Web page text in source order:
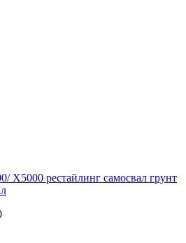
X5000 рестайлинг самосвал грунт